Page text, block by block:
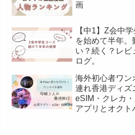
画
【中1】Z会中
を始めて半年。
い？続く？レビ
ログ。
海外初心者ワン
連れ香港ディズ
eSIM・クレカ
アプリとオクト